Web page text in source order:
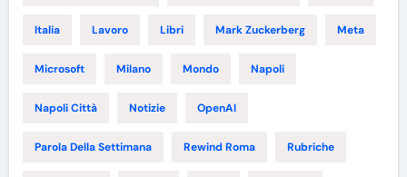
Italia Lavoro Libri Mark Zuckerberg Meta
Microsoft Milano Mondo Napoli
Napoli Città Notizie OpenAI
Parola Della Settimana Rewind Roma Rubriche